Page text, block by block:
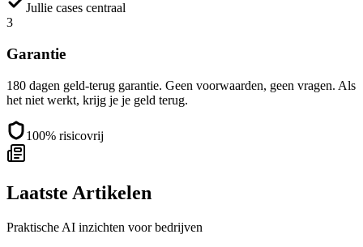
Jullie cases centraal
3
Garantie
180 dagen geld-terug garantie. Geen voorwaarden, geen vragen. Als
het niet werkt, krijg je je geld terug.
100% risicovrij
Laatste Artikelen
Praktische AI inzichten voor bedrijven